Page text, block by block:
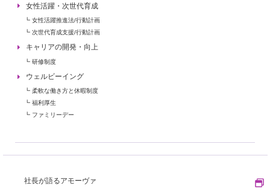
女性活躍・次世代育成
┗ 女性活躍推進法/行動計画
┗ 次世代育成支援/行動計画
キャリアの開発・向上
┗ 研修制度
ウェルビーイング
┗ 柔軟な働き方と休暇制度
┗ 福利厚生
┗ ファミリーデー
社長が語るアモーヴァ